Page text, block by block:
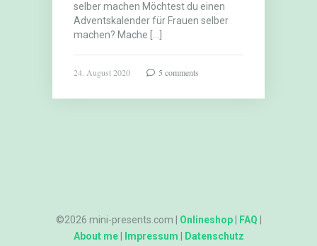
selber machen Möchtest du einen
Adventskalender für Frauen selber
machen? Mache […]
24. August 2020 5 comments
©2026 mini-presents.com | Onlineshop| FAQ
About me| Impressum Datenschutz